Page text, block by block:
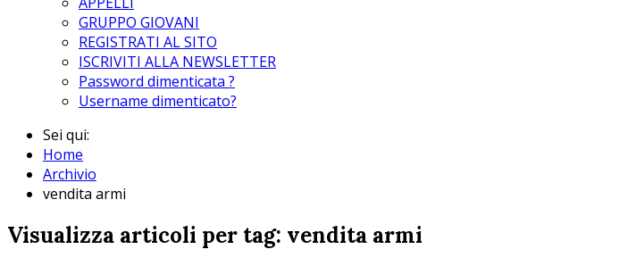
GRUPPO GIOVANI
REGISTRATI AL SITO
ISCRIVITI ALLA NEWSLETTER
Password dimenticata ?
Username dimenticato?
Sei qui:
Home
Archivio
vendita armi
Visualizza articoli per tag: vendita armi